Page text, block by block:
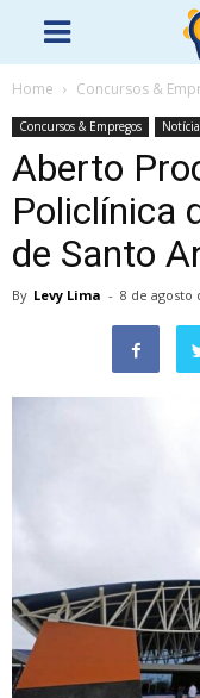
Home Concursos &
Concursos & Empregos
Aberto
Policlínica
de Santo
By Levy Lima - 8 de agosto